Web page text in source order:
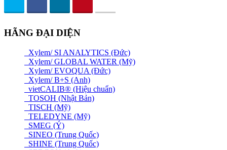
HÃNG ĐẠI DIỆN
Xylem/ SI ANALYTICS (Đức)
Xylem/ GLOBAL WATER (Mỹ)
Xylem/ EVOQUA (Đức)
Xylem/ B+S (Anh)
vietCALIB® (Hiệu chuẩn)
TOSOH (Nhật Bản)
TISCH (Mỹ)
TELEDYNE (Mỹ)
SMEG (Ý)
SINEO (Trung Quốc)
SHINE (Trung Quốc)